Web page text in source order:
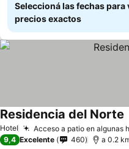
Seleccioná las fechas para
precios exactos
Hotel Acceso a patio en algunas
Residencia del Norte
9,4 Excelente 460 a 0.2